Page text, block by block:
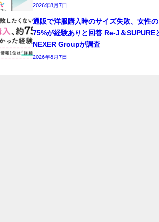
2026年8月7日
通販で洋服購入時のサイズ失敗、女性の
75%が経験ありと回答 Re-J＆SUPURE
NEXER Groupが調査
2026年8月7日